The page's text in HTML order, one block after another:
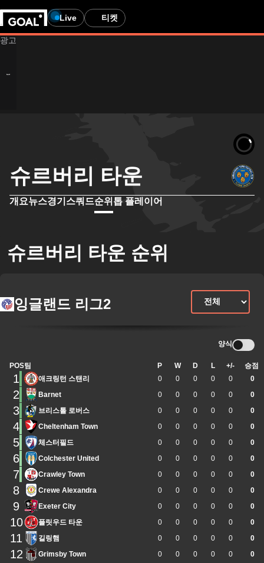
Live 티켓
슈르버리 타운
개요뉴스경기 스쿼드순위 톱 플레이어
슈르버리 타운 순위
잉글랜드 리그2
양식
POS팀 P W D L +/- 승점
1 애크링턴 스탠리 0 0 0 0 0 0
2 Barnet 0 0 0 0 0 0
3 브리스톨 로버스 0 0 0 0 0 0
4 Cheltenham Town 0 0 0 0 0 0
5 체스터필드 0 0 0 0 0 0
6 Colchester United 0 0 0 0 0 0
7 Crawley Town 0 0 0 0 0 0
8 Crewe Alexandra 0 0 0 0 0 0
9 Exeter City 0 0 0 0 0 0
10 플릿우드 타운 0 0 0 0 0 0
11 길링햄 0 0 0 0 0 0
12 Grimsby Town 0 0 0 0 0 0